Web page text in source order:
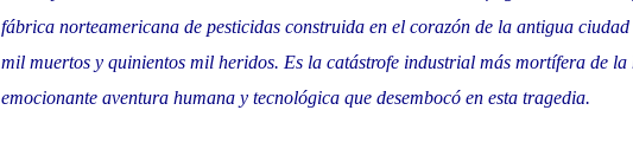
fábrica norteamericana de pesticidas construida en el corazón de la antigua
mil muertos y quinientos mil heridos. Es la catástrofe industrial más mortífera de
emocionante aventura humana y tecnológica que desembocó en esta tragedia.